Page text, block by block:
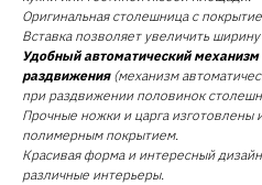
Оригинальная столешница с
Вставка позволяет увеличить
Удобный автоматический
раздвижения(механизм
при раздвижении половинок
Прочные ножки и царга
полимерным покрытием.
Красивая форма и интересный
различные интерьеры.